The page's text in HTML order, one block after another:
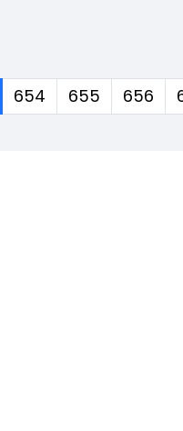
(corrente)
654 655 656